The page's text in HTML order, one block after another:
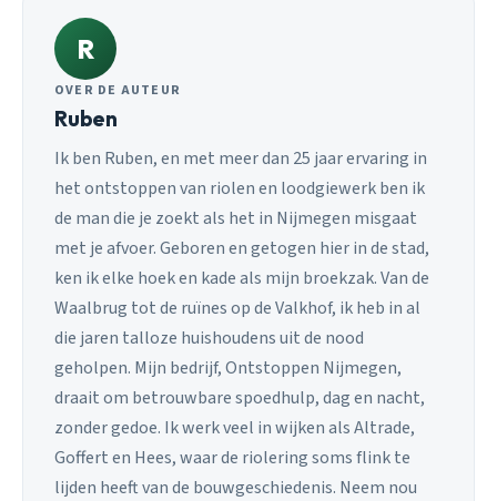
R
OVER DE AUTEUR
Ruben
Ik ben Ruben, en met meer dan 25 jaar ervaring in
het ontstoppen van riolen en loodgiewerk ben ik
de man die je zoekt als het in Nijmegen misgaat
met je afvoer. Geboren en getogen hier in de stad,
ken ik elke hoek en kade als mijn broekzak. Van de
Waalbrug tot de ruïnes op de Valkhof, ik heb in al
die jaren talloze huishoudens uit de nood
geholpen. Mijn bedrijf, Ontstoppen Nijmegen,
draait om betrouwbare spoedhulp, dag en nacht,
zonder gedoe. Ik werk veel in wijken als Altrade,
Goffert en Hees, waar de riolering soms flink te
lijden heeft van de bouwgeschiedenis. Neem nou